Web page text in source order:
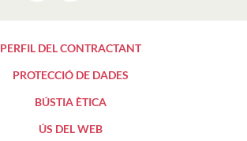
PERFIL DEL CONTRACTANT
PROTECCIÓ DE DADES
BÚSTIA ÈTICA
ÚS DEL WEB